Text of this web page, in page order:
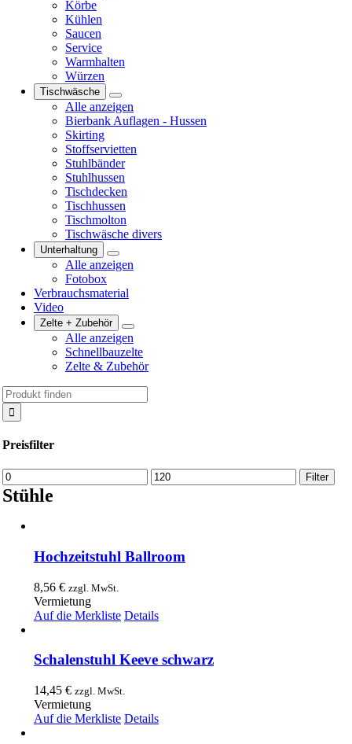
Körbe
Kühlen
Saucen
Service
Warmhalten
Würzen
Tischwäsche
Alle anzeigen
Bierbank Auflagen - Hussen
Skirting
Stoffservietten
Stuhlbänder
Stuhlhussen
Tischdecken
Tischhussen
Tischmolton
Tischwäsche divers
Unterhaltung
Alle anzeigen
Fotobox
Verbrauchsmaterial
Video
Zelte + Zubehör
Alle anzeigen
Schnellbauzelte
Zelte & Zubehör
Suche
nach:
Preisfilter
Min.
Preis
Max.
Preis
Filter
Stühle
Hochzeitstuhl Ballroom
8,56 € zzgl. MwSt.
Vermietung
Auf die Merkliste Details
Schalenstuhl Keeve schwarz
14,45 € zzgl. MwSt.
Vermietung
Auf die Merkliste Details